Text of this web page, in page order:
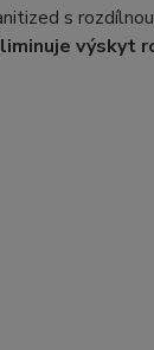
s
výskyt